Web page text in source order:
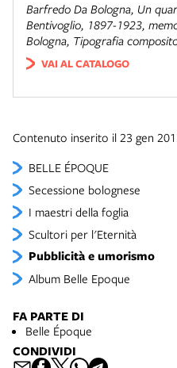
BELLE ÉPOQUE
Secessione bolognese
I maestri della foglia
Scultori per l'Eternità
Pubblicità e umorismo
Album Belle Epoque
Barfredo Da Bologna, Un
Bentivoglio, 1897-1923,
Bologna, Tipografia
VAI AL CATALOGO
Contenuto inserito il 23 gen
FA PARTE DI
Belle Époque
CONDIVIDI